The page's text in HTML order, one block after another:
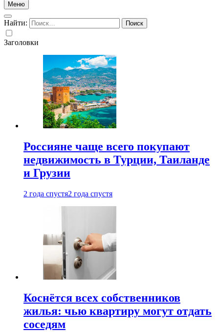
Меню
Найти:
Заголовки
Россияне чаще всего покупают
недвижимость в Турции, Таиланде
и Грузии
2 года спустя2 года спустя
Коснётся всех собственников
жилья: чью квартиру могут отдать
соседям